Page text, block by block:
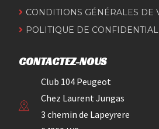
CONDITIONS GÉNÉRALES DE
POLITIQUE DE
CONTACTEZ-NOUS
Club 104 Peugeot
Chez Laurent Jungas
3 chemin de Lapeyrere